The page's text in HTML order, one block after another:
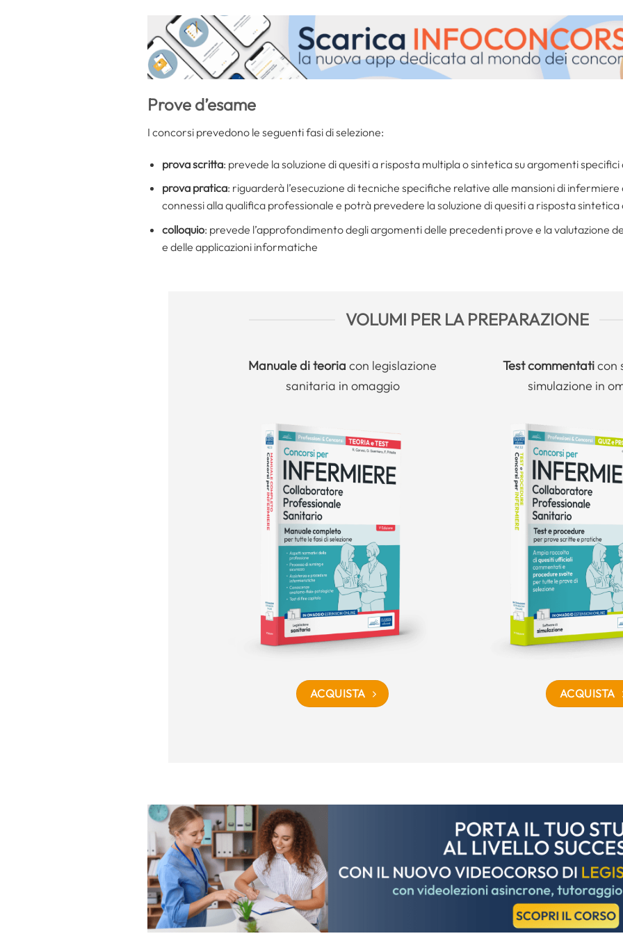
Prove d’esame
I concorsi prevedono le seguenti fasi di selezione:
prova scritta: prevede la soluzione di quesiti a risposta multipla o sintetica su argomenti
prova pratica: riguarderà l’esecuzione di tecniche specifiche relative alle mansioni di infermiere
connessi alla qualifica professionale e potrà prevedere la soluzione di quesiti a risposta sintetica
colloquio: prevede l’approfondimento degli argomenti delle precedenti prove e la valutazione
e delle applicazioni informatiche
VOLUMI PER LA PREPARAZIONE
Manualedi teoria con legislazione
sanitaria in omaggio
ACQUISTA
Test commentaticon
simulazione in
ACQUISTA